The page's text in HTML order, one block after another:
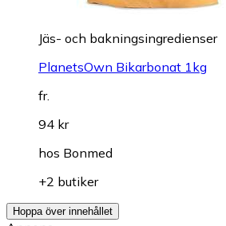
Jäs- och bakningsingredienser
PlanetsOwn Bikarbonat 1kg
fr.
94 kr
hos Bonmed
+2 butiker
Hoppa över innehållet